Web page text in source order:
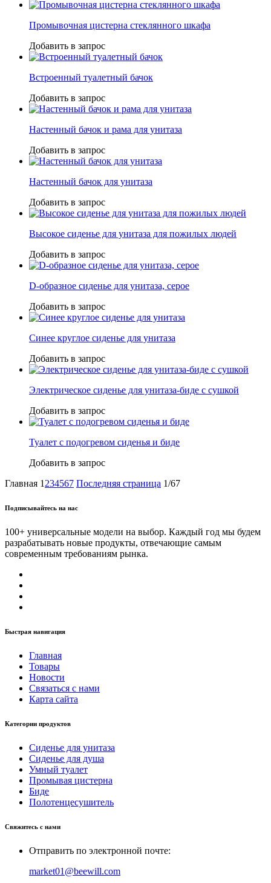
Промывочная цистерна стеклянного шкафа
Добавить в запрос
Встроенный туалетный бачок
Добавить в запрос
Настенный бачок и рама для унитаза
Добавить в запрос
Настенный бачок для унитаза
Добавить в запрос
Высокое сиденье для унитаза для пожилых людей
Добавить в запрос
D-образное сиденье для унитаза, серое
Добавить в запрос
Синее круглое сиденье для унитаза
Добавить в запрос
Электрическое сиденье для унитаза-биде с сушкой
Добавить в запрос
Туалет с подогревом сиденья и биде
Добавить в запрос
Главная 1 234567 Последняя страница 1/67
Подписывайтесь на нас
100+ универсальные модели на выбор. Каждый год мы будем
разрабатывать новые продукты, отвечающие самым
современным требованиям рынка.
Быстрая навигация
Главная
Товары
Новости
Связаться с нами
Карта сайта
Категории продуктов
Сиденье для унитаза
Сиденье для душа
Умный туалет
Промывая цистерна
Биде
Полотенцесушитель
Свяжитесь с нами
Отправить по электронной почте:
market01@beewill.com